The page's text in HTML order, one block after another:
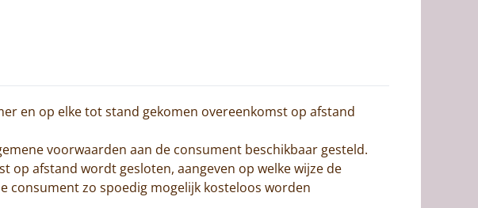
en op elke tot stand gekomen overeenkomst op afstand
voorwaarden aan de consument beschikbaar gesteld.
afstand wordt gesloten, aangeven op welke wijze de
consument zo spoedig mogelijk kosteloos worden